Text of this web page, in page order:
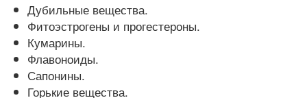
Дубильные вещества.
Фитоэстрогены и прогестероны.
Кумарины.
Флавоноиды.
Сапонины.
Горькие вещества.